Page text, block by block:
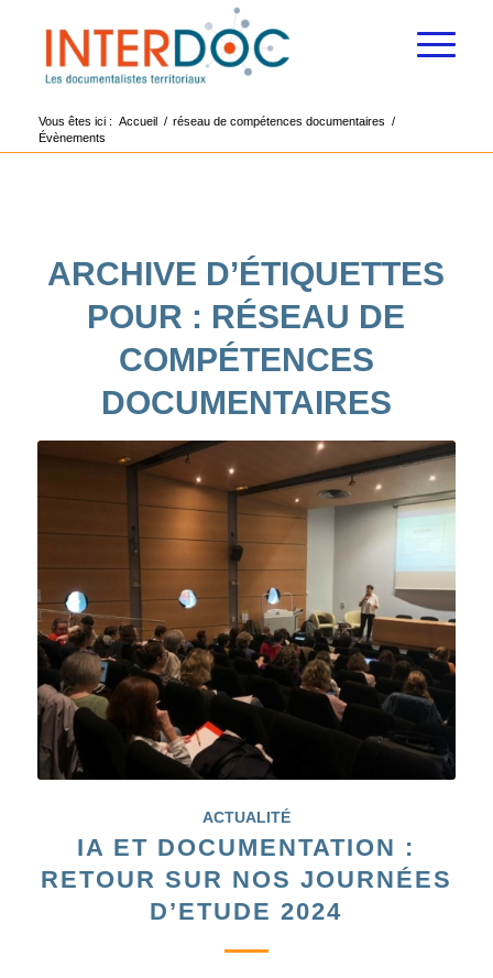
Vous êtes ici : Accueil / réseau de compétences documentaires /
Évènements
ARCHIVE D’ÉTIQUETTES
POUR : RÉSEAU DE
COMPÉTENCES
DOCUMENTAIRES
ACTUALITÉ
IA ET DOCUMENTATION :
RETOUR SUR NOS JOURNÉES
D’ETUDE 2024